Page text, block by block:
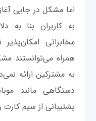
اما مشکل در جایی
به کاربران بنا به
مخابراتی
همراه می‌توانستند
به مشترکین ارائه
دستگاهی مانند
پشتیبانی از سیم کارت